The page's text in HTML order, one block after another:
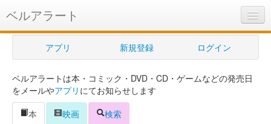
ベルアラート
ベルアラートとは
ヘルプ
新規登録
ログイン
アプリ 新規登録 ログイン
ベルアラートは本・コミック・DVD・CD・ゲームなどの発売日
をメールやアプリ にてお知らせします
本
映画 検索